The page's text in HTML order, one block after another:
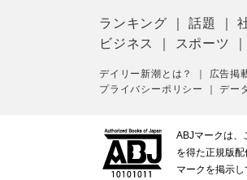
ランキング ｜話題 ｜
ビジネス
スポーツ
デイリー新潮とは？ 広告掲
プライバシーポリシー
｜デー
ABJマークは、
を得た正規版
マークを掲示